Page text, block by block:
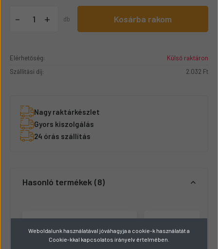
- + db Kosárba rakom
Elérhetőség:
Külső raktáron
Szállítási díj:
2.032 Ft
Nagy raktárkészlet
Gyors kiszolgálás
24 órás szállítás
Hasonló termékek 8
Weboldalunk használatával jóváhagyja a cookie-k használatát a
Cookie-kkal kapcsolatos irányelv értelmében.